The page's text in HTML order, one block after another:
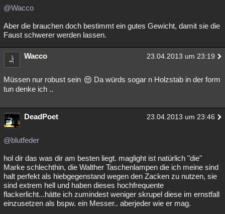
Musik Clash Verbesserungen
Übersichten
Besucht
Lesenswert Schlüsselwörter
@Wacco
Aber die brauchen doch bestimmt ein gutes Gewicht, damit sie die
Faust schwerer werden lassen.
Wacco 23.04.2013 um 23:19
Müssen nur robust sein
Da würds sogar n Holzstab in der form
tun denke ich ..
DeadPoet 23.04.2013 um 23:46
@blutfeder
hol dir das was dir am besten liegt. maglight ist natürlich "die"
Marke schlechthin, die Walther Taschenlampen die ich meine sind
halt perfekt als hiebgegenstand wegen den Zacken zu nutzen, sie
sind extrem hell und haben dieses hochfrequente
flackerlicht...hätte ich zumindest weniger skrupel diese im ernstfall
einzusetzen als bspw. ein Messer.. aberjeder wie er mag.